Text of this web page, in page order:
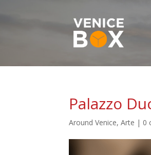
Palazzo
Around Venice,Arte | 0